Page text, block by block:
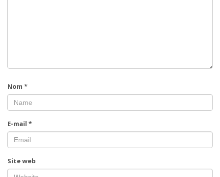
Nom *
E-mail *
Site web